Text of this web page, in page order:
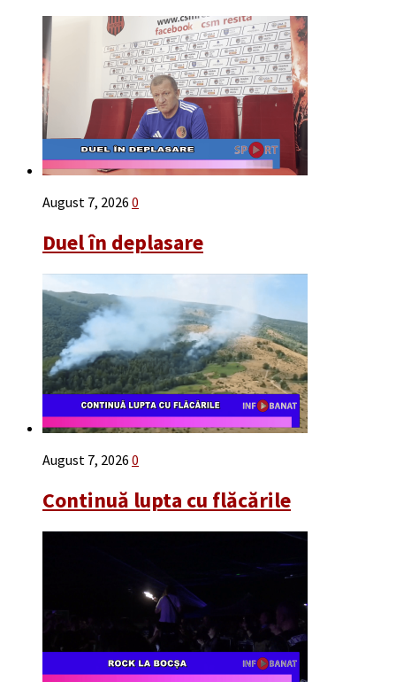
August 7, 2026 0
Duel în deplasare
August 7, 2026 0
Continuă lupta cu flăcările